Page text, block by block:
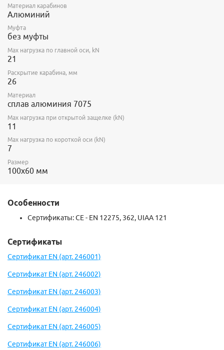
Материал карабинов
Алюминий
Муфта
без муфты
Max нагрузка по главной оси, kN
21
Раскрытие карабина, мм
26
Материал
сплав алюминия 7075
Max нагрузка при открытой защелке (kN)
11
Max нагрузка по короткой оси (kN)
7
Размер
100х60 мм
Особенности
Сертификаты: CE - EN 12275, 362, UIAA 121
Сертификаты
Сертификат EN (арт. 246001)
Сертификат EN (арт. 246002)
Сертификат EN (арт. 246003)
Сертификат EN (арт. 246004)
Сертификат EN (арт. 246005)
Сертификат EN (арт. 246006)